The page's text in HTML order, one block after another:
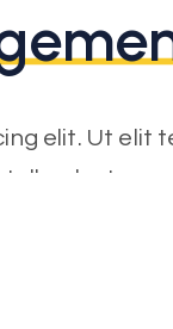
elit. Ut elit
luctus